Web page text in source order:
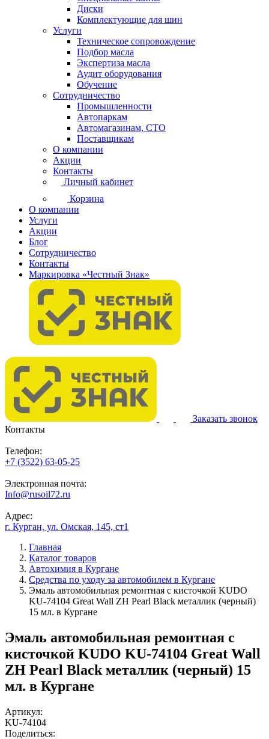
Диски
Комплектующие для шин
Услуги
Техническое сопровождение
Подбор масла
Экспертиза масла
Аудит оборудования
Обучение
Сотрудничество
Промышленности
Автопаркам
Автомагазинам, СТО
Поставщикам
О компании
Акции
Контакты
Личный кабинет
Корзина
О компании
Услуги
Акции
Блог
Сотрудничество
Контакты
Маркировка «Честный Знак»
Заказать звонок
Контакты
Телефон:
+7 (3522) 63-05-25
Электронная почта:
Info@rusoil72.ru
Адрес:
г. Курган, ул. Омская, 145, ст1
Главная
Каталог товаров
Автохимия в Кургане
Средства по уходу за автомобилем в Кургане
Эмаль автомобильная ремонтная с кисточкой KUDO
KU-74104 Great Wall ZH Pearl Black металлик (черный)
15 мл. в Кургане
Эмаль автомобильная ремонтная с
кисточкой KUDO KU-74104 Great Wall
ZH Pearl Black металлик (черный) 15
мл. в Кургане
Артикул:
KU-74104
Поделиться: